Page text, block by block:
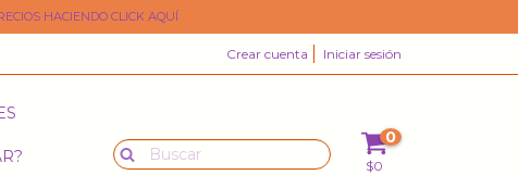
HACIENDO CLICK AQUÍ
Crear cuenta Iniciar sesión
0
$0